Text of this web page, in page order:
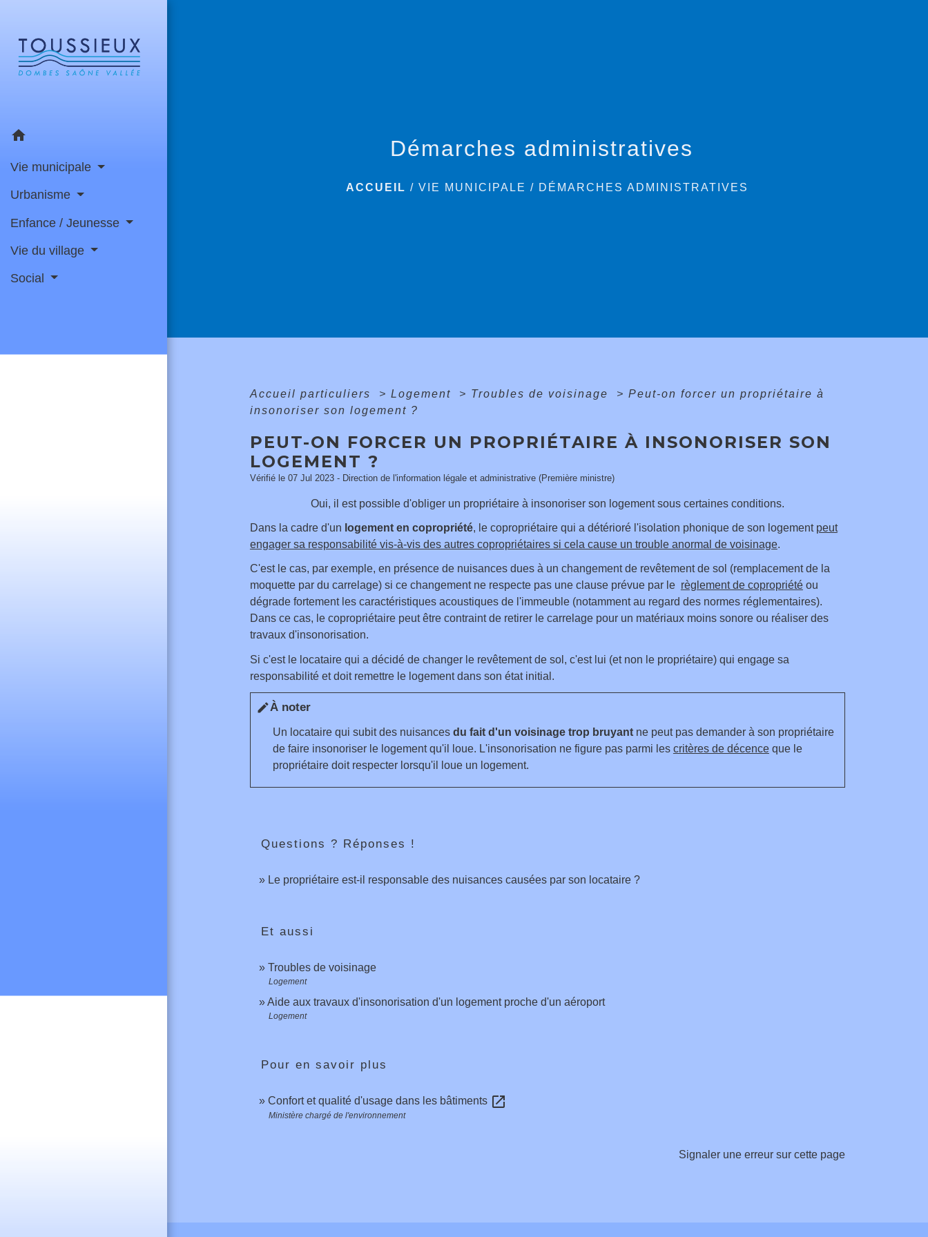
home
Vie municipale
Urbanisme
Enfance / Jeunesse
Vie du village
Social
Démarches administratives
ACCUEIL /VIE MUNICIPALE / DÉMARCHES ADMINISTRATIVES
Accueil particuliers > Logement > Troubles de voisinage > Peut-on forcer un propriétaire à
insonoriser son logement ?
PEUT-ON FORCER UN PROPRIÉTAIRE À INSONORISER SON
LOGEMENT ?
Vérifié le 07 Jul 2023 - Direction de l'information légale et administrative (Première ministre)
Oui, il est possible d'obliger un propriétaire à insonoriser son logement sous certaines conditions.
Dans la cadre d'un logement en copropriété, le copropriétaire qui a détérioré l'isolation phonique de son logement peut
engager sa responsabilité vis-à-vis des autres copropriétaires si cela cause un trouble anormal de voisinage.
C'est le cas, par exemple, en présence de nuisances dues à un changement de revêtement de sol (remplacement de la
moquette par du carrelage) si ce changement ne respecte pas une clause prévue par le règlement de copropriétéou
dégrade fortement les caractéristiques acoustiques de l'immeuble (notamment au regard des normes réglementaires).
Dans ce cas, le copropriétaire peut être contraint de retirer le carrelage pour un matériaux moins sonore ou réaliser des
travaux d'insonorisation.
Si c'est le locataire qui a décidé de changer le revêtement de sol, c'est lui (et non le propriétaire) qui engage sa
responsabilité et doit remettre le logement dans son état initial.
editÀ noter
Un locataire qui subit des nuisances du fait d'un voisinage trop bruyantne peut pas demander à son propriétaire
de faire insonoriser le logement qu'il loue. L'insonorisation ne figure pas parmi les critères de décenceque le
propriétaire doit respecter lorsqu'il loue un logement.
Questions ? Réponses !
Le propriétaire est-il responsable des nuisances causées par son locataire ?
Et aussi
Troubles de voisinage
Logement
Aide aux travaux d'insonorisation d'un logement proche d'un aéroport
Logement
Pour en savoir plus
Confort et qualité d'usage dans les bâtiments open_in_new
Ministère chargé de l'environnement
Signaler une erreur sur cette page